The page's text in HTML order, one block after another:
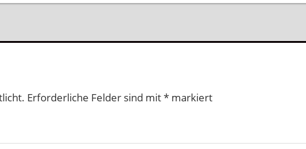
Erforderliche Felder sind mit*markiert